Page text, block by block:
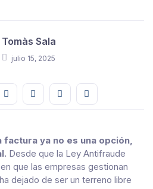
Tomàs Sala
julio 15, 2025
Share this on FaceBook
Share this on Twitter
Share this on GMail
Share this on
factura ya no es una opción,
Desde que la Ley Antifraude
que las empresas gestionan
dejado de ser un terreno libre